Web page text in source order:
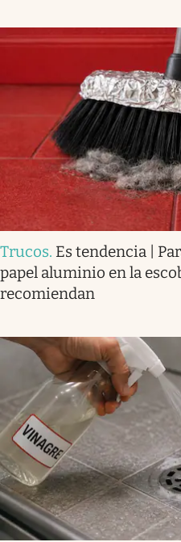
Trucos. Es tendencia |
papel aluminio en la
recomiendan